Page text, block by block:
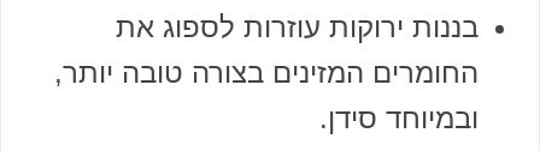
בננות ירוקות עוזרות לספוג את
החומרים המזינים בצורה טובה יותר,
ובמיוחד סידן.